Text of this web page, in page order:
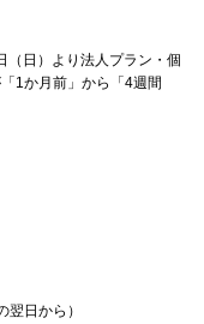
（日）より法人プラン・個
1か月前」から「4週間
日から）